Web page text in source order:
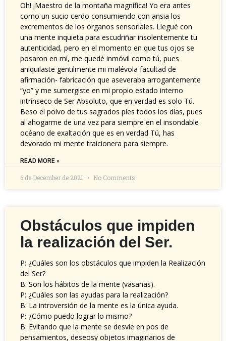
Oh! ¡Maestro de la montaña magnífica! Yo era antes
como un sucio cerdo consumiendo con ansia los
excrementos de los órganos sensoriales. Llegué con
una mente inquieta para escudriñar insolentemente tu
autenticidad, pero en el momento en que tus ojos se
posaron en mí, me quedé inmóvil como tú, pues
aniquilaste gentilmente mi malévola facultad de
afirmación- fabricación que aseveraba arrogantemente
“yo” y me sumergiste en mi propio estado interno
intrínseco de Ser Absoluto, que en verdad es solo Tú.
Beso el polvo de tus sagrados pies todos los días, pues
al ahogarme de una vez para siempre en el insondable
océano de exaltación que es en verdad Tú, has
devorado mi mente traicionera para siempre.
READ MORE »
6 de December de 2021 No Comments
Obstáculos que impiden
la realización del Ser.
P: ¿Cuáles son los obstáculos que impiden la Realización
del Ser?
B: Son los hábitos de la mente (vasanas).
P: ¿Cuáles son las ayudas para la realización?
B: La introversión de la mente es la única ayuda.
P: ¿Cómo puedo lograr lo mismo?
B: Evitando que la mente se desvíe en pos de
pensamientos, deseosy objetos imaginarios de